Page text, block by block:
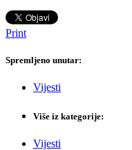
Print
Spremljeno unutar:
Vijesti
Više iz kategorije:
Vijesti